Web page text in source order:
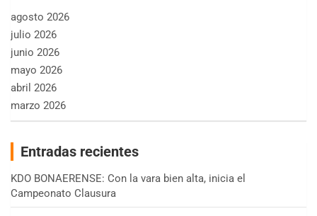
agosto 2026
julio 2026
junio 2026
mayo 2026
abril 2026
marzo 2026
Entradas recientes
KDO BONAERENSE: Con la vara bien alta, inicia el
Campeonato Clausura